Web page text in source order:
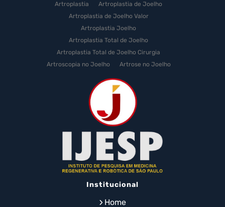
Artroplastia
Artroplastia de Joelho
Artroplastia de Joelho Valor
Artroplastia Joelho
Artroplastia Total de Joelho
Artroplastia Total de Joelho Cirurgia
Artroscopia no Joelho
Artrose no Joelho
Artrose no Joelho Cirurgia
Artrose no Joelho Tratamento
Celulas Tronco Joelho
Celula Tronco Esporte
Cirurgia Artroplastia de Joelho
Cirurgia Artroplastia Joelho
Cirurgia Artrose Joelho Preço
Cirurgia de Artroscopia no Joelho
Cirurgia de Cartilagem do Joelho
Cirurgia de Joelho com Prótese
Institucional
Home